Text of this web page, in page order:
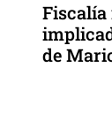
Fiscalía
de